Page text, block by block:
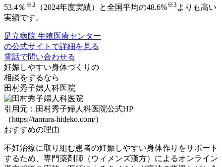
53.4％ ※2 （2024年度実績）と全国平均の48.6%※3 よりも高い
実績です。
足立病院 生殖医療センター
の公式サイトで詳細を見る
電話で問い合わせる
妊娠しやすい身体づくりの
相談をするなら
田村秀子婦人科医院
引用元：田村秀子婦人科医院公式HP
（https://tamura-hideko.com/）
おすすめの理由
不妊治療に取り組む患者の妊娠しやすい身体作りをサポート
するため、 専門薬剤師（ウィメンズ漢方）によるオンライン